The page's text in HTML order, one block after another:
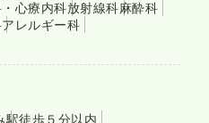
心療内科放射線科麻酔科
アレルギー科
駅徒歩５分以内